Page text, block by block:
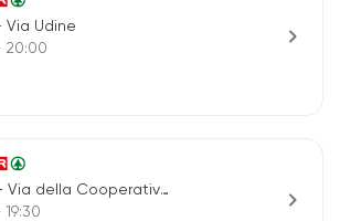
Via Udine
20:00 chevron_right
Via della Cooperativa, 11
19:30 chevron_right